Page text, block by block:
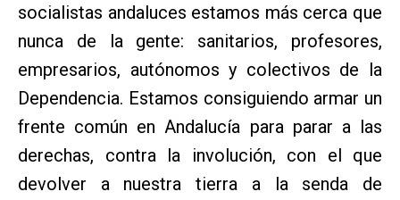
socialistas andaluces estamos más cerca que
nunca de la gente: sanitarios, profesores,
empresarios, autónomos y colectivos de la
Dependencia. Estamos consiguiendo armar un
frente común en Andalucía para parar a las
derechas, contra la involución, con el que
devolver a nuestra tierra a la senda de